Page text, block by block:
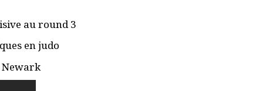
au round 3
enjudo
Newark